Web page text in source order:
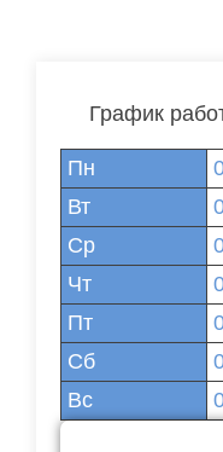
График
Пн
Вт
Ср
Чт
Пт
Сб
Вс